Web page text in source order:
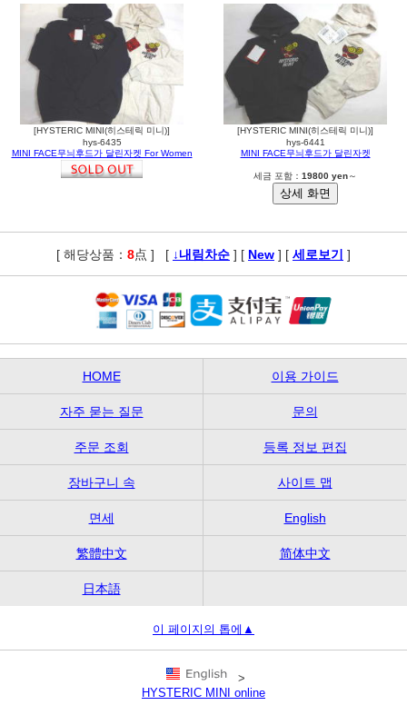
[HYSTERIC MINI(히스테릭 미니)]
hys-6435
MINI FACE무늬후드가 달린자켓 For Women
[HYSTERIC MINI(히스테릭 미니)]
hys-6441
MINI FACE무늬후드가 달린자켓
세금 포함： 19800 yen～
[ 해당상품： 8点 ] [ ↓내림차순 ] [ New ] [ 세로보기 ]
HOME 이용 가이드
자주 묻는 질문 문의
주문 조회 등록 정보 편집
장바구니 속 사이트 맵
면세 English
繁體中文 简体中文
日本語
이 페이지의 톱에▲
>
HYSTERIC MINI online